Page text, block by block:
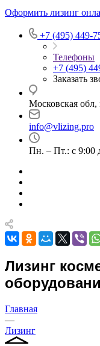
Оформить лизинг
+7 (495) 449-
Телефоны
+7 (495)
Заказать
Московская
info@vlizing.pro
Пн. – Пт.: с 9:00
Лизинг
Главная
—
Лизинг